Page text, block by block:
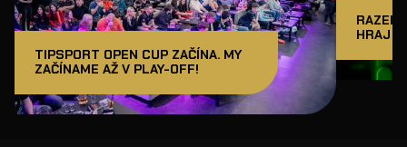
TIPSPORT OPEN CUP ZAČÍNA. MY
ZAČÍNAME AŽ V PLAY-OFF!
RAZER
HRAJ